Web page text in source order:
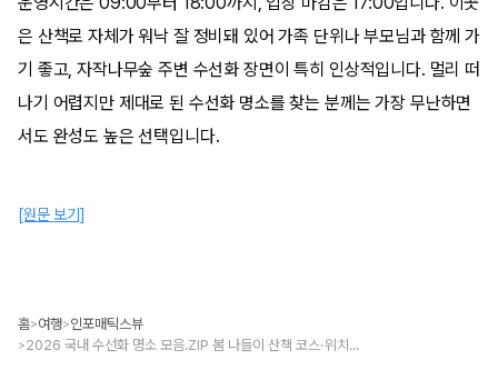
은 산책로 자체가 워낙 잘 정비돼 있어 가족 단위나 부모님과 함께 가
기 좋고, 자작나무숲 주변 수선화 장면이 특히 인상적입니다. 멀리 떠
나기 어렵지만 제대로 된 수선화 명소를 찾는 분께는 가장 무난하면
서도 완성도 높은 선택입니다.
[원문 보기]
홈>여행>인포매틱스뷰
> 2026 국내 수선화 명소 모음.ZIP 봄 나들이 산책 코스·위치·운영시간 정리